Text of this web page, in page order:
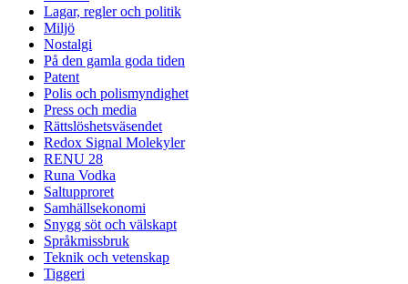
Lagar, regler och politik
Miljö
Nostalgi
På den gamla goda tiden
Patent
Polis och polismyndighet
Press och media
Rättslöshetsväsendet
Redox Signal Molekyler
RENU 28
Runa Vodka
Saltupproret
Samhällsekonomi
Snygg söt och välskapt
Språkmissbruk
Teknik och vetenskap
Tiggeri